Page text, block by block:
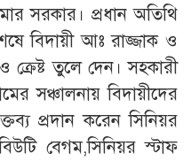
সরকার। প্রধান অতিথি
বিদায়ী আঃ রাজ্জাক ও
ক্রেষ্ট তুলে দেন। সহকারী
সঞ্চালনায় বিদায়ীদের
প্রদান করেন সিনিয়র
বেগম,সিনিয়র স্টাফ